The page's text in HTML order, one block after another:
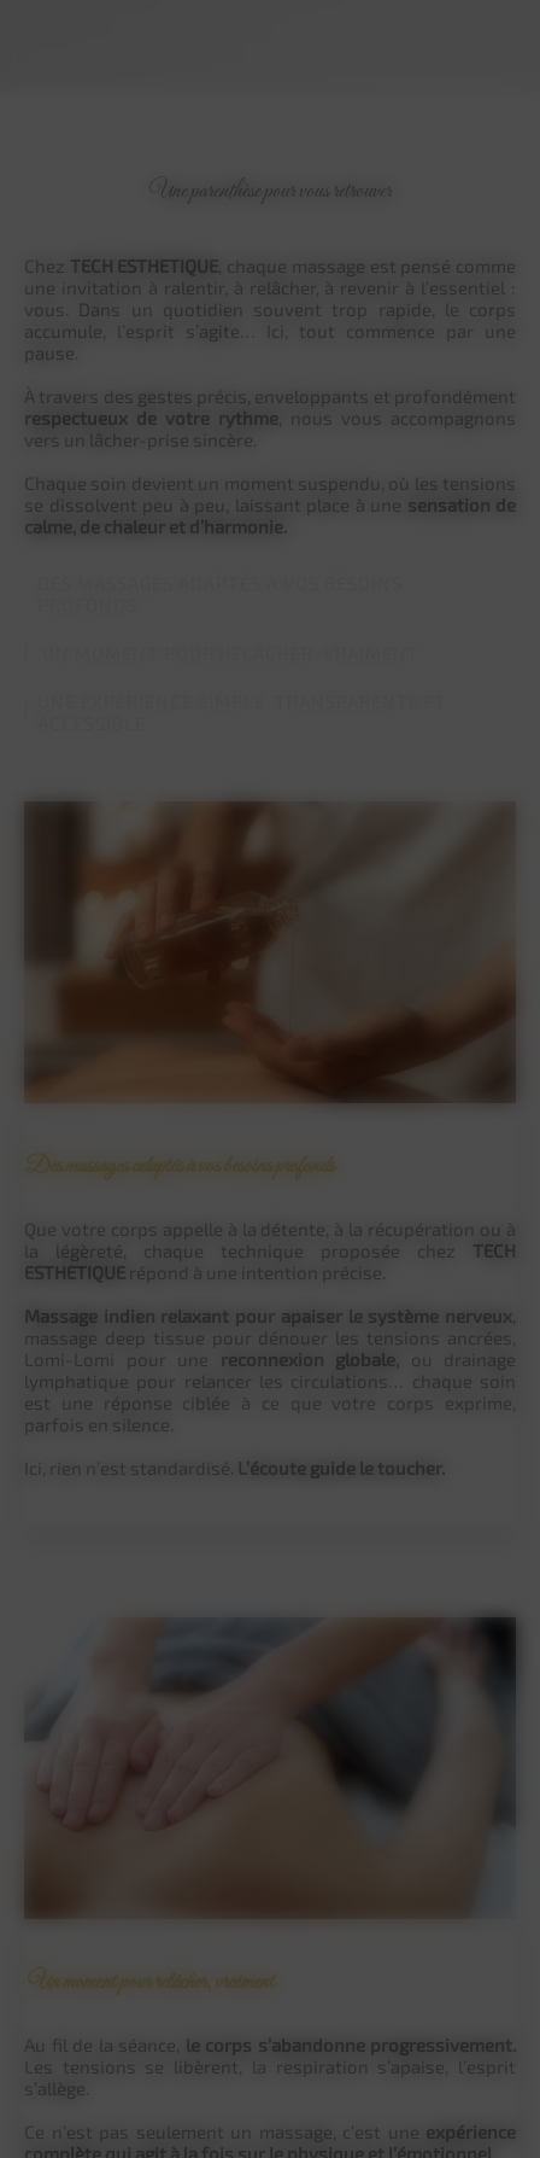
Une parenthèse pour vous retrouver
Chez TECH ESTHETIQUE , chaque massage est pensé comme
une invitation à ralentir, à relâcher, à revenir à l’essentiel :
vous. Dans un quotidien souvent trop rapide, le corps
accumule, l’esprit s’agite… Ici, tout commence par une
pause.
À travers des gestes précis, enveloppants et profondément
respectueux de votre rythme , nous vous accompagnons
vers un lâcher-prise sincère.
Chaque soin devient un moment suspendu, où les tensions
se dissolvent peu à peu, laissant place à une sensation de
calme, de chaleur et d’harmonie.
Des massages adaptés à vos besoins profonds
Que votre corps appelle à la détente, à la récupération ou à
la légèreté, chaque technique proposée chez
TECH
ESTHETIQUE répond à une intention précise.
Massage indien relaxant pour apaiser le système nerveux
massage deep tissue pour dénouer les tensions ancrées,
Lomi-Lomi pour une
reconnexion globale,
ou drainage
lymphatique pour relancer les circulations… chaque soin
est une réponse ciblée à ce que votre corps exprime,
parfois en silence.
Ici, rien n’est standardisé. L’écoute guide le toucher.
Un moment pour relâcher, vraiment
Au fil de la séance,
le corps s’abandonne progressivement.
Les tensions se libèrent, la respiration s’apaise, l’esprit
s’allège.
Ce n’est pas seulement un massage, c’est une expérience
complète qui agit à la fois sur le physique et l’émotionnel.